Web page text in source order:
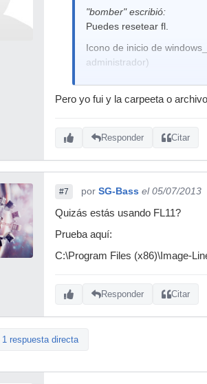
"bomber" escribió:
Puedes resetear fl.
Icono de inicio de
administrador)
Pero yo fui y la carpeeta o
Responder Citar
#7 por SG-Bass el 05/07/2013
Quizás estás usando FL11?
Prueba aquí:
C:\Program Files (x86)\Image-
Responder Citar
1 respuesta directa